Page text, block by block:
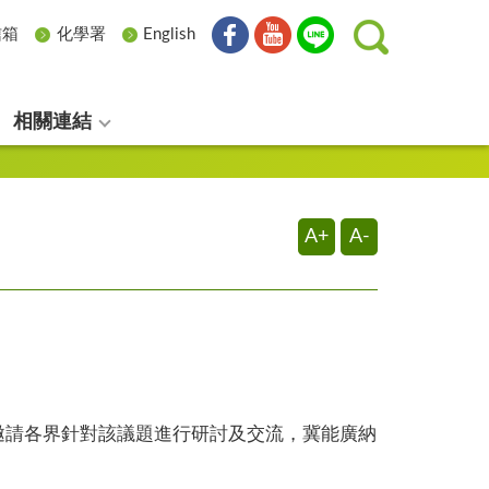
化學署 English
相關連結
A+ A-
各界針對該議題進行研討及交流，冀能廣納